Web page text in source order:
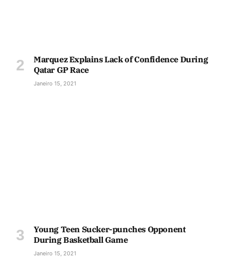
Marquez Explains Lack of Confidence During
Qatar GP Race
Janeiro 15, 2021
Young Teen Sucker-punches Opponent
During Basketball Game
Janeiro 15, 2021